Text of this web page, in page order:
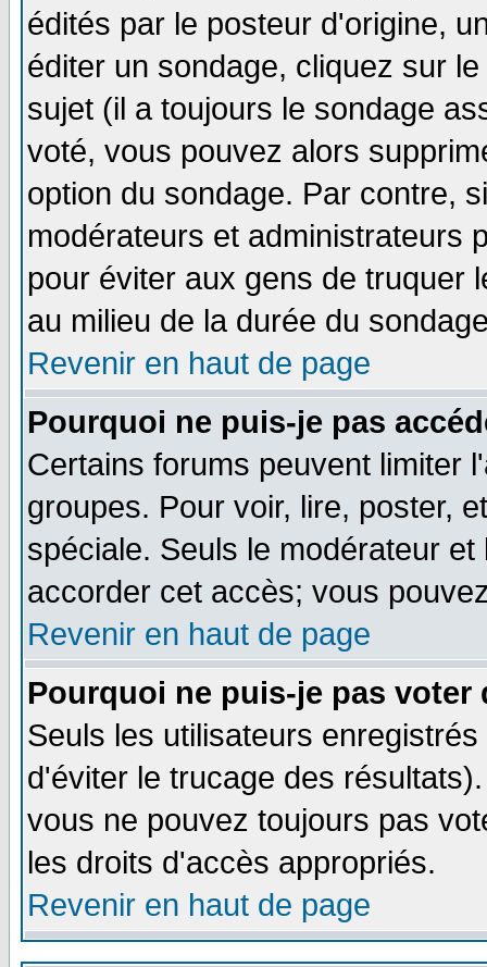
édités par le posteur d'origine,
éditer un sondage, cliquez sur
sujet (il a toujours le sondage
voté, vous pouvez alors
option du sondage. Par contre,
modérateurs et administrateurs
pour éviter aux gens de truquer
au milieu de la durée du
Revenir en haut de page
Pourquoi ne puis-je pas
Certains forums peuvent limiter
groupes. Pour voir, lire, poster,
spéciale. Seuls le modérateur
accorder cet accès; vous
Revenir en haut de page
Pourquoi ne puis-je pas voter
Seuls les utilisateurs
d'éviter le trucage des
vous ne pouvez toujours pas
les droits d'accès appropriés.
Revenir en haut de page